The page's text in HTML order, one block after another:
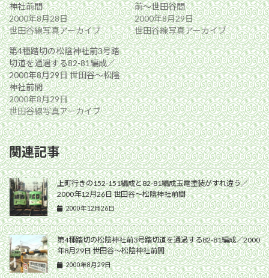
神社前間
2000年8月28日
世田谷線写真アーカイブ
前〜世田谷間
2000年8月29日
世田谷線写真アーカイブ
第4種踏切の松陰神社前3号踏
切道を通過する82-81編成／
2000年8月29日 世田谷〜松陰
神社前間
2000年8月29日
世田谷線写真アーカイブ
関連記事
上町行きの152-151編成と82-81編成玉電塗装がすれ違う／
2000年12月26日 世田谷〜松陰神社前間
2000年12月26日
第4種踏切の松陰神社前3号踏切道を通過する82-81編成／2000
年8月29日 世田谷〜松陰神社前間
2000年8月29日